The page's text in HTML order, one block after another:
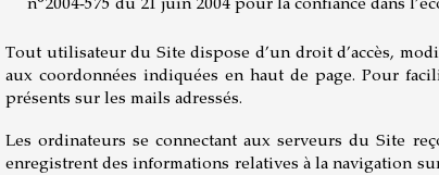
n°2004-575 du 21 juin 2004 pour la confiance dans
Tout utilisateur du Site dispose d’un droit d’accès,
aux coordonnées indiquées en haut de page. Pour
présents sur les mails adressés.
Les ordinateurs se connectant aux serveurs du Site
enregistrent des informations relatives à la navigation